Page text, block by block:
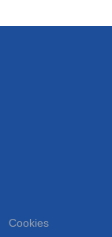
Cookies